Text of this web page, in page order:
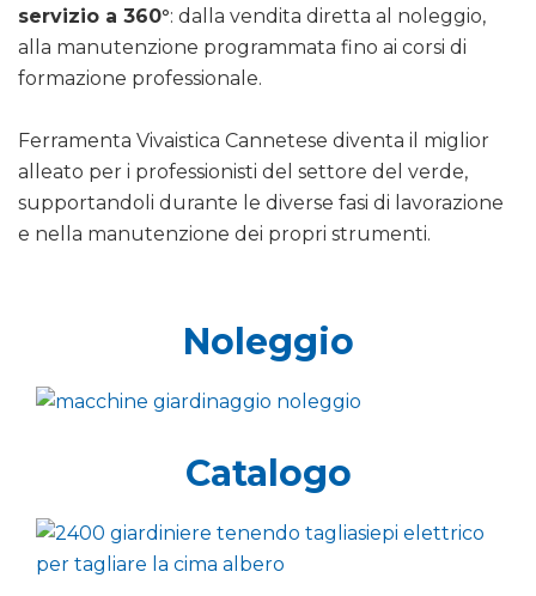
servizio a 360°: dalla vendita diretta al noleggio,
alla manutenzione programmata fino ai corsi di
formazione professionale.
Ferramenta Vivaistica Cannetese diventa il miglior
alleato per i professionisti del settore del verde,
supportandoli durante le diverse fasi di lavorazione
e nella manutenzione dei propri strumenti.
Noleggio
Catalogo